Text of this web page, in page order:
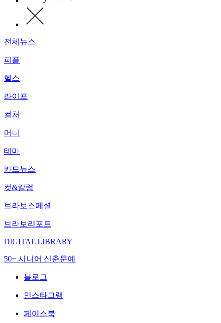
전체뉴스
피플
헬스
라이프
컬처
머니
테마
카드뉴스
컷&칼럼
브라보스페셜
브라보리포트
DIGITAL LIBRARY
50+ 시니어 신춘문예
블로그
인스타그램
페이스북